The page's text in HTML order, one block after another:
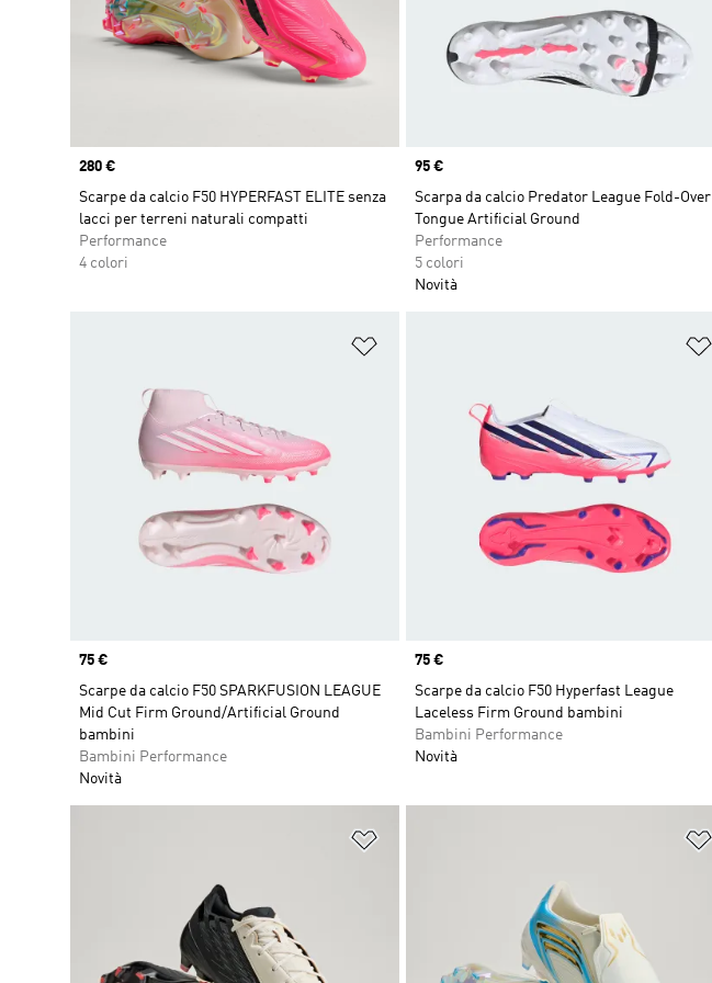
Price
280 €
Scarpe da calcio F50 HYPERFAST ELITE senza
lacci per terreni naturali compatti
Performance
4 colori
Price
95 €
Scarpa da calcio Predator League Fold-Over
Tongue Artificial Ground
Performance
5 colori
Novità
Price
75 €
Scarpe da calcio F50 SPARKFUSION LEAGUE
Mid Cut Firm Ground/Artificial Ground
bambini
Bambini Performance
Novità
Price
75 €
Scarpe da calcio F50 Hyperfast League
Laceless Firm Ground bambini
Bambini Performance
Novità